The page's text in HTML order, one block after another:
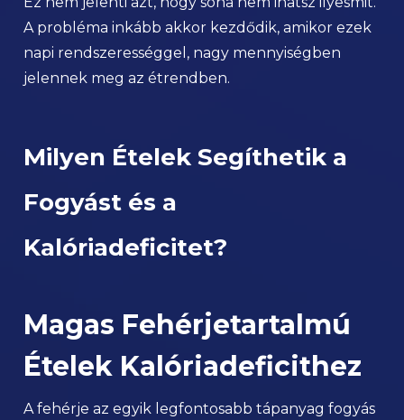
A probléma inkább akkor kezdődik, amikor ezek
napi rendszerességgel, nagy mennyiségben
jelennek meg az étrendben.
Milyen Ételek Segíthetik a
Fogyást és a
Kalóriadeficitet?
Magas Fehérjetartalmú
Ételek Kalóriadeficithez
A fehérje az egyik legfontosabb tápanyag fogyás